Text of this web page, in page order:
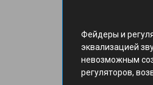
Фейдеры и
эквализацией
невозможным
регуляторов,